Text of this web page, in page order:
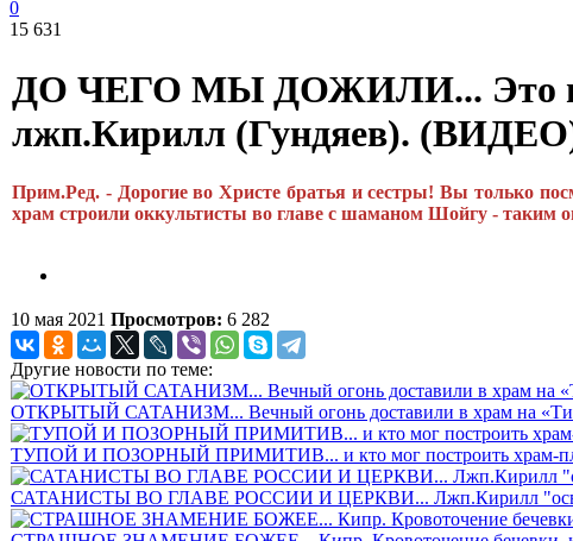
0
15 631
ДО ЧЕГО МЫ ДОЖИЛИ... Это не
лжп.Кирилл (Гундяев).
Прим.Ред. - Дорогие во Христе братья и сестры! Вы только
храм строили оккультисты во главе с шаманом Шойгу - таким
10 мая 2021 Просмотров: 6 282
Другие новости по теме:
ОТКРЫТЫЙ САТАНИЗМ... Вечный огонь доставили в храм на
ТУПОЙ И ПОЗОРНЫЙ ПРИМИТИВ... и кто мог построить храм-
САТАНИСТЫ ВО ГЛАВЕ РОССИИ И ЦЕРКВИ... Лжп.Кирилл